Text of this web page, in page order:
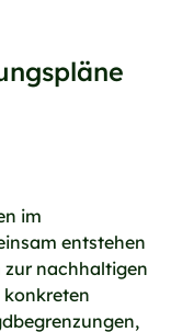
im
entstehen
zur nachhaltigen